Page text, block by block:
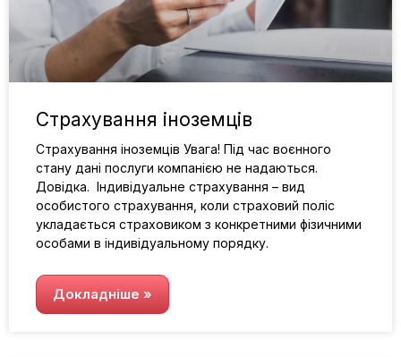
Страхування іноземців
Страхування іноземців Увага! Під час воєнного
стану дані послуги компанією не надаються.
Довідка. Індивідуальне страхування – вид
особистого страхування, коли страховий поліс
укладається страховиком з конкретними фізичними
особами в індивідуальному порядку.
Докладніше »